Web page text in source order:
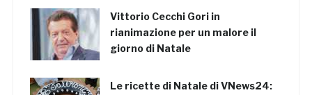
Vittorio Cecchi Gori in
rianimazione per un malore il
giorno di Natale
Le ricette di Natale di VNews24: